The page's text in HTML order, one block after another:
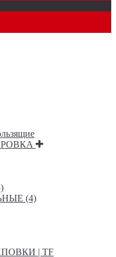
(4)
| TF